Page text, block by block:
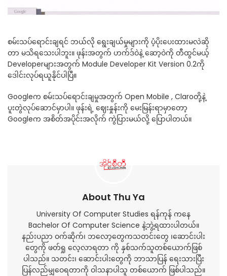
စမ်းသပ်ရောင်းချရင် ဘယ်လို ရွေးချယ်မှုများကို ပံ့ပိုးပေးထားမလဲဆို
တာ မသိရသေးပါဘူး။ ဖုန်းအတွက် ဟက်ဒ်ဝဲနဲ့ ဆော့ဝဲကို တီထွင်မယ့်
Developerများအတွက် Module Developer Kit Version 0.2ကို
ဒေါင်းလုပ်ရယူနိုင်ပါပြီ။
Googleက စမ်းသပ်ရောင်းချမှုအတွက် Open Mobile , Claroတို့နဲ့
ပူးတွဲလုပ်ဆောင်မှာပါ။ ဖုန်းရဲ့ ဈေးနှုန်းကို မေးမြန်းရာမှာတော့
Googleက အစိတ်အပိုင်းအလိုက် ကွဲပြားမယ်လို့ ပြောပါတယ်။
About Thu Ya
University Of Computer Studies ရန်ကုန် ကနေ
Bachelor Of Computer Science နဲ့ဘွဲ့ရထားပါတယ်။
နည်းပညာ ဝက်ဆိုက်၊ ဘလော့တွေကသတင်းတွေ ၊ဆောင်းပါး
တွေကို ဖတ်ရှု လေ့လာရတာ ကို နှစ်သက်သူတစ်ယောက်ဖြစ်
ပါသည်။ သတင်း၊ ဆောင်းပါးတွေကို ဘာသာပြန် ရေးသားပြီး
ပြန်လည်မျှဝေရတာကို ဝါသနာပါသူ တစ်ယောက် ဖြစ်ပါသည်။